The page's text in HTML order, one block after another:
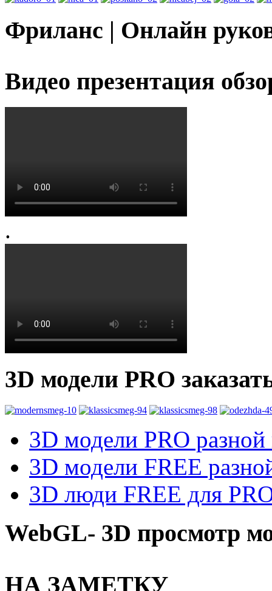
Фриланс | Онлайн
Видео презентация
.
3D модели PRO
3D модели PRO разной
3D модели FREE
3D люди FREE для
WebGL- 3D просмотр
НА ЗАМЕТКУ